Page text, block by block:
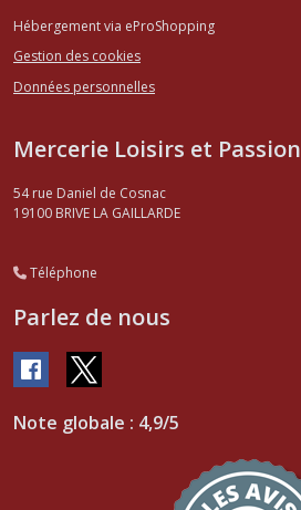
Hébergement via eProShopping
Gestion des cookies
Données personnelles
Mercerie Loisirs et Passion
54 rue Daniel de Cosnac
19100 BRIVE LA GAILLARDE
Téléphone
Parlez de nous
Note globale : 4,9/5